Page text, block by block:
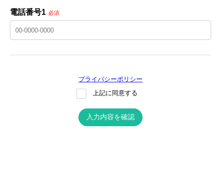
電話番号1 必須
プライバシーポリシー
上記に同意する
入力内容を確認